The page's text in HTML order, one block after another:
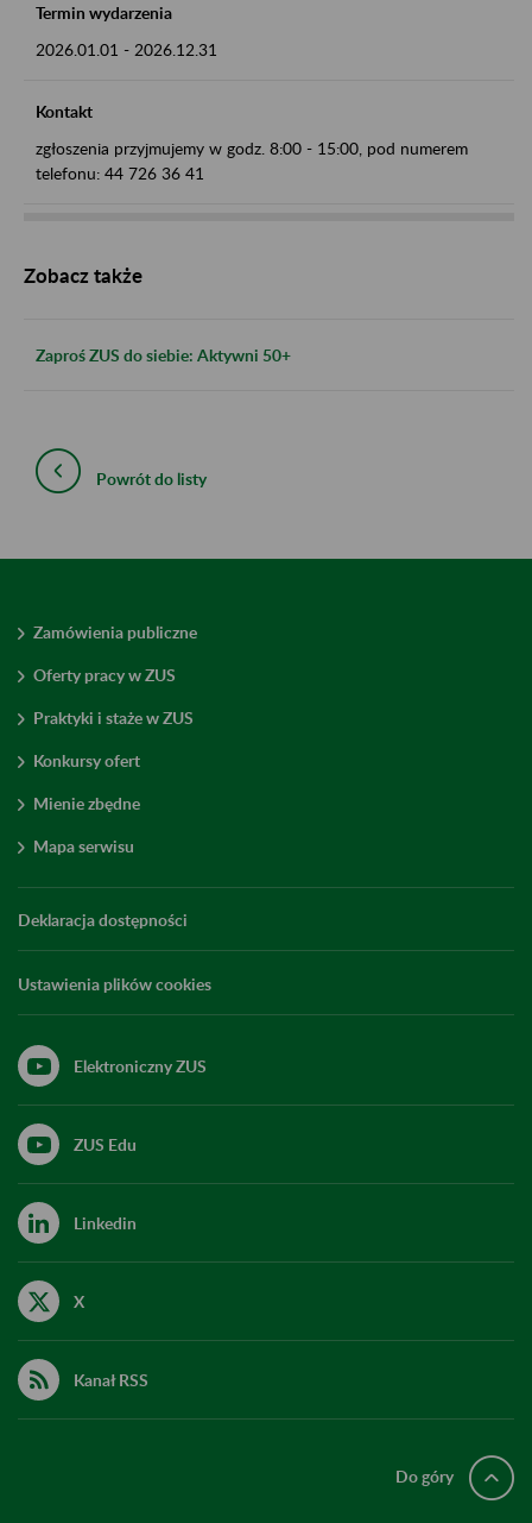
Termin wydarzenia
2026.01.01 - 2026.12.31
Kontakt
zgłoszenia przyjmujemy w godz. 8:00 - 15:00, pod numerem
telefonu: 44 726 36 41
Zobacz także
Zaproś ZUS do siebie: Aktywni 50+
Powrót do listy
Zamówienia publiczne
Oferty pracy w ZUS
Praktyki i staże w ZUS
Konkursy ofert
Mienie zbędne
Mapa serwisu
Deklaracja dostępności
Ustawienia plików cookies
Elektroniczny ZUS
ZUS Edu
Linkedin
X
Kanał RSS
Do góry